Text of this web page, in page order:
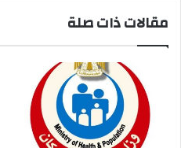
العالم
مع
مقالات ذات صلة